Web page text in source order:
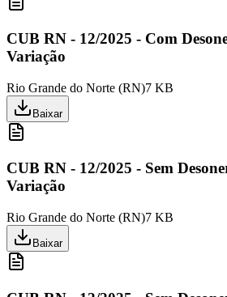
CUB RN - 12/2025 - Com
Variação
Rio Grande do Norte (RN)7 KB
Baixar
CUB RN - 12/2025 - Sem
Variação
Rio Grande do Norte (RN)7 KB
Baixar